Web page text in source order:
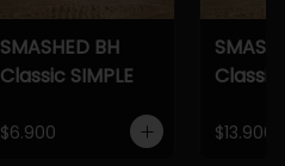
SMASHED BH
Classic SIMPLE
$6.900
Classic
$13.900